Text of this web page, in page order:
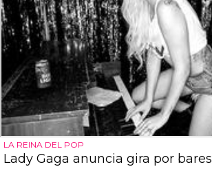
LA REINA DEL POP
Lady Gaga anuncia gira por bares